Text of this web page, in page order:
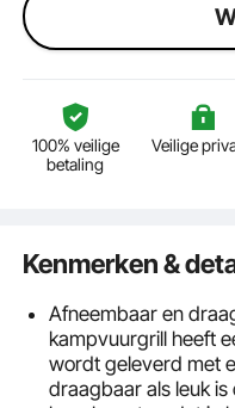
100% veilige
betaling
Veilige
Kenmerken &
Afneembaar en
kampvuurgrill heeft
wordt geleverd met
draagbaar als leuk